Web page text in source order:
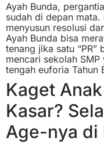
Ayah Bunda,
sudah di depan
menyusun resolusi
Ayah Bunda bisa
tenang jika satu “PR”
mencari sekolah
tengah euforia
Kaget
Kasar?
Age-nya di